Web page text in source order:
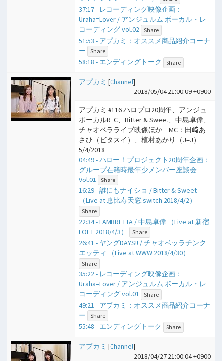
37:17 - レコーディング映像企画：
Uraha=Lover / アンジュルム ボーカル・レ
コーディング vol.02 Share
51:53 - アプカミ：オススメ商品紹介コーナ
ー
Share
58:18 - エンディングトーク Share
アプカミ [Channel]
2018/05/04 21:00:09 +0900
アプカミ #116 ハロプロ20周年、アンジュ
ボーカルREC、Bitter & Sweet、中島卓偉、
チャオベラライブ映像ほか MC：田﨑あ
さひ（ビタスイ）、植村あかり（J=J）
5/4/2018
04:49 - ハロー！プロジェクト20周年企画：
グループ在籍時最年少メンバー座談会
Vol.01
Share
16:29 - 誰にもナイショ / Bitter & Sweet
（Live at 恵比寿天窓.switch 2018/4/2）
Share
22:34 - LAMBRETTA / 中島卓偉 （Live at 新宿
LOFT 2018/4/3）
Share
26:41 - ヤングDAYS!! / チャオベッラチンク
エッティ （Live at WWW 2018/4/30）
Share
35:22 - レコーディング映像企画：
Uraha=Lover / アンジュルム ボーカル・レ
コーディング vol.01
Share
49:21 - アプカミ：オススメ商品紹介コーナ
ー
Share
55:48 - エンディングトーク Share
アプカミ [Channel]
2018/04/27 21:00:04 +0900